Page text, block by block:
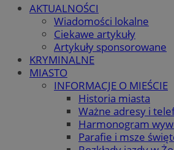
AKTUALNOŚCI
Wiadomości lokalne
Ciekawe artykuły
Artykuły sponsorowane
KRYMINALNE
MIASTO
INFORMACJE O MIEŚCIE
Historia miasta
Ważne adresy i
Harmonogram
Parafie i msze